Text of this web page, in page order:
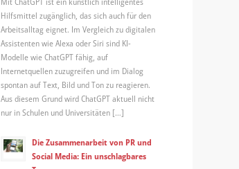
Hilfsmittel zugänglich, das sich auch für den
Arbeitsalltag eignet. Im Vergleich zu digitalen
Assistenten wie Alexa oder Siri sind KI-
Modelle wie ChatGPT fähig, auf
Internetquellen zuzugreifen und im Dialog
spontan auf Text, Bild und Ton zu reagieren.
Aus diesem Grund wird ChatGPT aktuell nicht
nur in Schulen und Universitäten […]
Die Zusammenarbeit von PR und
Social Media: Ein unschlagbares